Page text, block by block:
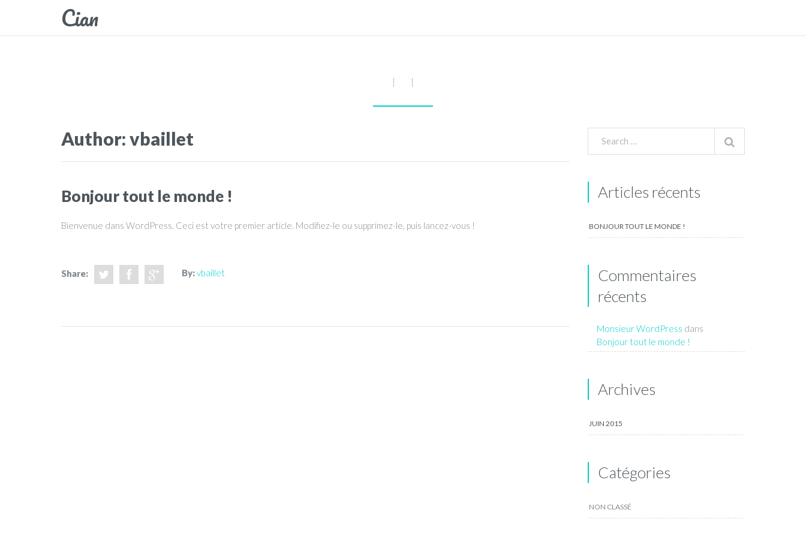
Cian
Author:vbaillet
Bonjour tout le monde !
Bienvenue dans WordPress. Ceci est votre premier article. Modifiez-le ou supprimez-le, puis lancez-vous !
Share: By:vbaillet
Articles récents
BONJOUR TOUT LE MONDE !
Commentaires
récents
Monsieur WordPress dans
Bonjour tout le monde !
Archives
JUIN 2015
Catégories
NON CLASSÉ